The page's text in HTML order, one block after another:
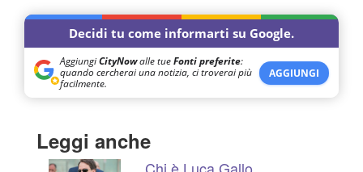
Decidi tu come informarti su Google.
AggiungiCityNowalle tueFonti preferite:
quando cercherai una notizia, ci troverai più
facilmente.
AGGIUNGI
Leggi anche